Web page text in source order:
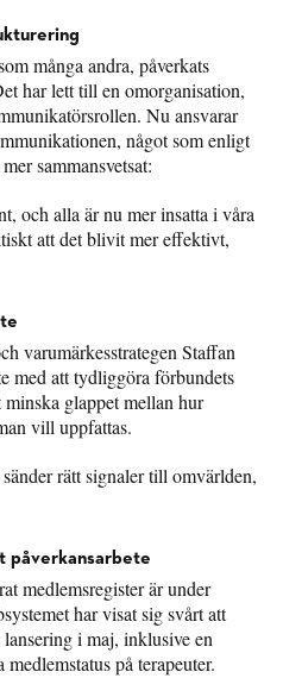
många andra, påverkats
har lett till en omorganisation,
Nu ansvarar
något som enligt
sammansvetsat:
och alla är nu mer insatta i våra
att det blivit mer effektivt,
varumärkesstrategen Staffan
med att tydliggöra förbundets
glappet mellan hur
vill uppfattas.
rätt signaler till omvärlden,
påverkansarbete
medlemsregister är under
har visat sig svårt att
i maj, inklusive en
på terapeuter.